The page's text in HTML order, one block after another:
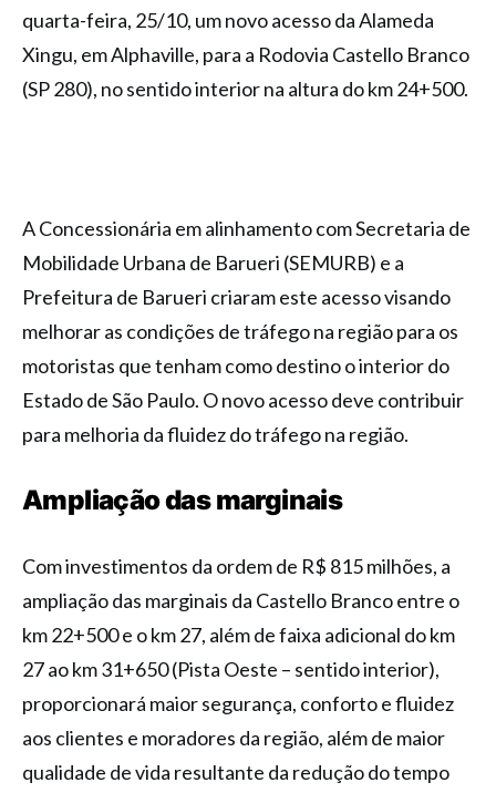
quarta-feira, 25/10, um novo acesso da Alameda
Xingu, em Alphaville, para a Rodovia Castello Branco
(SP 280), no sentido interior na altura do km 24+500.
A Concessionária em alinhamento com Secretaria de
Mobilidade Urbana de Barueri (SEMURB) e a
Prefeitura de Barueri criaram este acesso visando
melhorar as condições de tráfego na região para os
motoristas que tenham como destino o interior do
Estado de São Paulo. O novo acesso deve contribuir
para melhoria da fluidez do tráfego na região.
Ampliação das marginais
Com investimentos da ordem de R$ 815 milhões, a
ampliação das marginais da Castello Branco entre o
km 22+500 e o km 27, além de faixa adicional do km
27 ao km 31+650 (Pista Oeste – sentido interior),
proporcionará maior segurança, conforto e fluidez
aos clientes e moradores da região, além de maior
qualidade de vida resultante da redução do tempo